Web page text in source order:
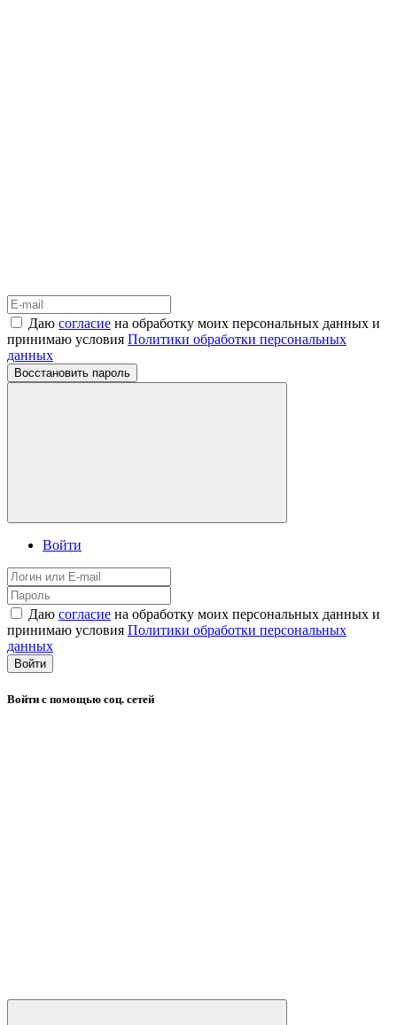
Даю согласие на обработку моих персональных данных и
принимаю условия Политики обработки персональных
данных
Восстановить пароль
Войти
Даю согласие на обработку моих персональных данных и
принимаю условия Политики обработки персональных
данных
Войти
Войти с помощью соц. сетей